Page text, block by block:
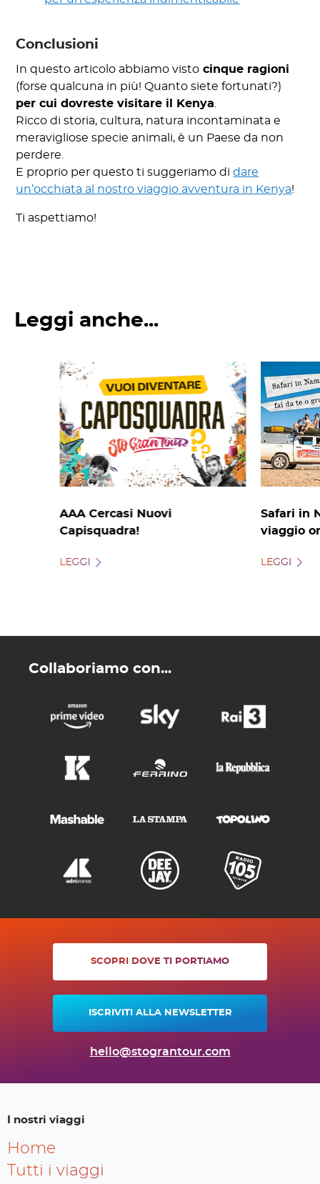
Conclusioni
In questo articolo abbiamo visto cinque ragioni
(forse qualcuna in più! Quanto siete fortunati?)
per cui dovreste visitare il Kenya
Ricco di storia, cultura, natura incontaminata e
meravigliose specie animali, è un Paese da non
perdere.
E proprio per questo ti suggeriamo didare
un’occhiata al nostro viaggio avventura in Kenya!
Ti aspettiamo!
Leggi anche...
AAA Cercasi Nuovi
Capisquadra!
LEGGI
Safari in
viaggio
LEGGI
Collaboriamo con...
SCOPRI DOVE TI PORTIAMO
ISCRIVITI ALLA NEWSLETTER
hello@stograntour.com
I nostri viaggi
Home
Tutti i viaggi